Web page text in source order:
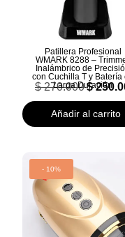
Patillera Profesional
WMARK 8288 –
Inalámbrico de
con Cuchilla T y Batería
Larga Duración
$270.000 El
precio
original
era:
$
Añadir al carrito
- 10%